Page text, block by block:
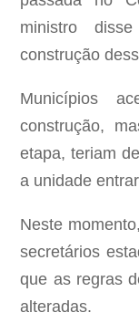
ministro
construção
Municípios
construção,
etapa, teriam
a unidade
Neste
secretários
que as regras
alteradas.